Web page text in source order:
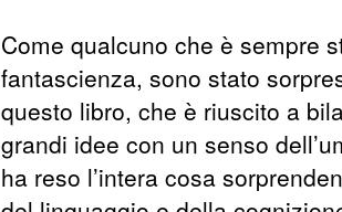
Come qualcuno che è sempre
fantascienza, sono stato
questo libro, che è riuscito a
grandi idee con un senso
ha reso l’intera cosa